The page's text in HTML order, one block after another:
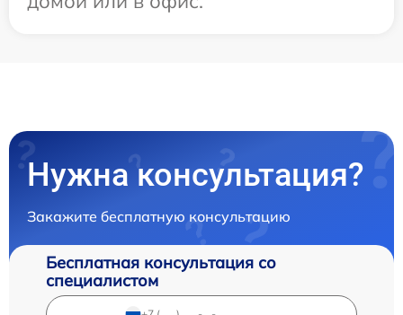
Нужна консультация?
Закажите бесплатную консультацию
Бесплатная консультация со
специалистом